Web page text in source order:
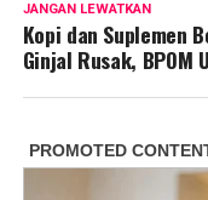
JANGAN LEWATKAN
Kopi dan Suplemen
Ginjal Rusak, BPOM